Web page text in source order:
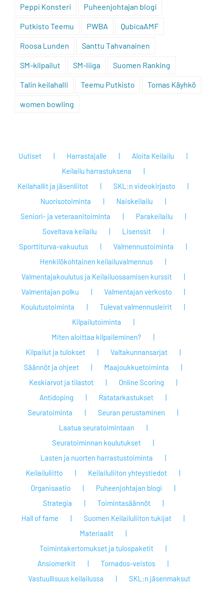
Peppi Konsteri Puheenjohtajan blogi
Putkisto Teemu PWBA QubicaAMF
Roosa Lunden Santtu Tahvanainen
SM-kilpailut SM-liiga Suomen Ranking
Talin keilahalli Teemu Putkisto Tomas Käyhkö
women bowling
Uutiset Harrastajalle
Aloita Keilailu
Keilailu harrastuksena
Keilahallit ja jäsenliitot
SKL:n videokirjasto
Nuorisotoiminta
Naiskeilailu
Seniori- ja veteraanitoiminta
Parakeilailu
Soveltava keilailu
Lisenssit
Sporttiturva-vakuutus
Valmennustoiminta
Henkilökohtainen keilailuvalmennus
Valmentajakoulutus ja Keilailuosaamisen kurssit
Valmentajan polku
Valmentajan verkosto
Koulutustoiminta
Tulevat valmennusleirit
Kilpailutoiminta
Miten aloittaa kilpaileminen?
Kilpailut ja tulokset
Valtakunnansarjat
Säännöt ja ohjeet
Maajoukkuetoiminta
Keskiarvot ja tilastot
Online Scoring
Antidoping
Ratatarkastukset
Seuratoiminta
Seuran perustaminen
Laatua seuratoimintaan
Seuratoiminnan koulutukset
Lasten ja nuorten harrastustoiminta
Keilailuliitto
Keilailuliiton yhteystiedot
Organisaatio
Puheenjohtajan blogi
Strategia
Toimintasäännöt
Hall of fame
Suomen Keilailuliiton tukijat
Materiaalit
Toimintakertomukset ja tulospaketit
Ansiomerkit
Tornados-veistos
Vastuullisuus keilailussa
SKL:n jäsenmaksut